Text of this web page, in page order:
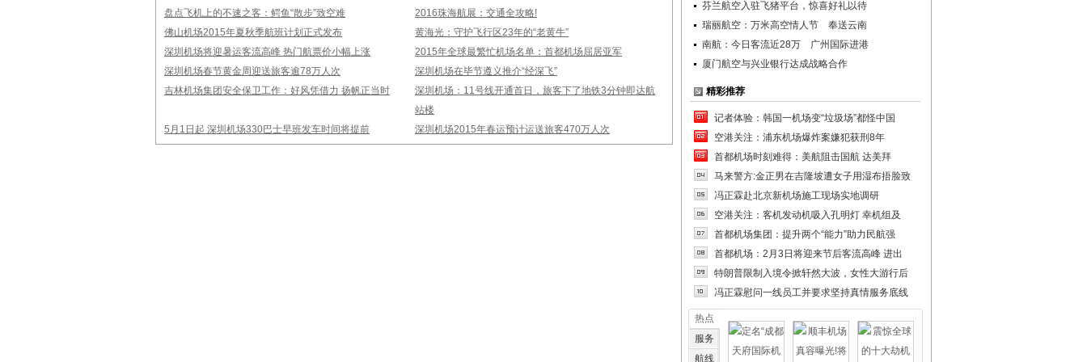
盘点飞机上的不速之客：鳄鱼“散步”致空难
2016珠海航展：交通全攻略!
佛山机场2015年夏秋季航班计划正式发布
黄海光：守护飞行区23年的“老黄牛”
深圳机场将迎暑运客流高峰 热门航票价小幅上涨
2015年全球最繁忙机场名单：首都机场屈居亚军
深圳机场春节黄金周迎送旅客逾78万人次
深圳机场在毕节遵义推介“经深飞”
吉林机场集团安全保卫工作：好风凭借力 扬帆正当时
深圳机场：11号线开通首日，旅客下了地铁3分钟即达航
站楼
5月1日起 深圳机场330巴士早班发车时间将提前
深圳机场2015年春运预计运送旅客470万人次
芬兰航空入驻飞猪平台，惊喜好礼以待
瑞丽航空：万米高空情人节 奉送云南
南航：今日客流近28万 广州国际进港
厦门航空与兴业银行达成战略合作
精彩推荐
记者体验：韩国一机场变“垃圾场”都怪中国
空港关注：浦东机场爆炸案嫌犯获刑8年
首都机场时刻难得：美航阻击国航 达美拜
马来警方:金正男在吉隆坡遭女子用湿布捂脸致
冯正霖赴北京新机场施工现场实地调研
空港关注：客机发动机吸入孔明灯 幸机组及
首都机场集团：提升两个“能力”助力民航强
首都机场：2月3日将迎来节后客流高峰 进出
特朗普限制入境令掀轩然大波，女性大游行后
冯正霖慰问一线员工并要求坚持真情服务底线
热点
服务
航线